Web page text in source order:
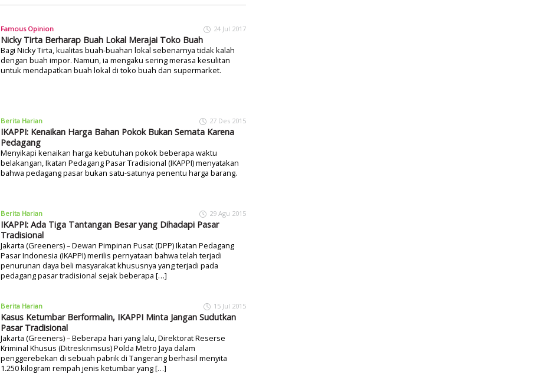
Famous Opinion 24 Jul 2017
Nicky Tirta Berharap Buah Lokal Merajai Toko Buah
Bagi Nicky Tirta, kualitas buah-buahan lokal sebenarnya tidak kalah
dengan buah impor. Namun, ia mengaku sering merasa kesulitan
untuk mendapatkan buah lokal di toko buah dan supermarket.
Berita Harian 27 Des 2015
IKAPPI: Kenaikan Harga Bahan Pokok Bukan Semata Karena
Pedagang
Menyikapi kenaikan harga kebutuhan pokok beberapa waktu
belakangan, Ikatan Pedagang Pasar Tradisional (IKAPPI) menyatakan
bahwa pedagang pasar bukan satu-satunya penentu harga barang.
Berita Harian 29 Agu 2015
IKAPPI: Ada Tiga Tantangan Besar yang Dihadapi Pasar
Tradisional
Jakarta (Greeners) – Dewan Pimpinan Pusat (DPP) Ikatan Pedagang
Pasar Indonesia (IKAPPI) merilis pernyataan bahwa telah terjadi
penurunan daya beli masyarakat khususnya yang terjadi pada
pedagang pasar tradisional sejak beberapa […]
Berita Harian 15 Jul 2015
Kasus Ketumbar Berformalin, IKAPPI Minta Jangan Sudutkan
Pasar Tradisional
Jakarta (Greeners) – Beberapa hari yang lalu, Direktorat Reserse
Kriminal Khusus (Ditreskrimsus) Polda Metro Jaya dalam
penggerebekan di sebuah pabrik di Tangerang berhasil menyita
1.250 kilogram rempah jenis ketumbar yang […]